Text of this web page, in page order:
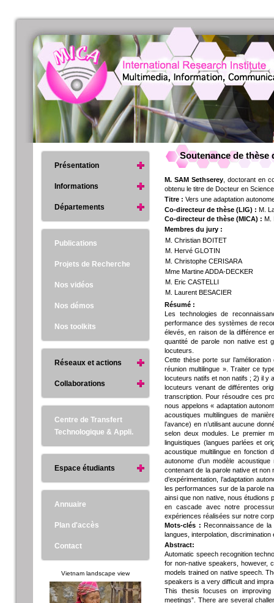
Soutenance de thèse
M. SAM Sethserey , doctorant en
obtenu le titre de Docteur en
Titre :Vers une adaptation
Co-directeur de thèse (LIG) : M.
Co-directeur de thèse (MICA) : M.
Membres du jury :
M. Christian BOITET
M. Hervé GLOTIN
M. Christophe CERISARA
Mme Martine ADDA-DECKER
M. Eric CASTELLI
M. Laurent BESACIER
Résumé :
Les technologies de
performance des systèmes de
élevés, en raison de la différence
quantité de parole non native est
locuteurs.
Cette thèse porte sur
réunion multilingue ». Traiter ce
locuteurs natifs et non natifs ; 2) il y
locuteurs venant de différentes
transcription. Pour résoudre ces
nous appelons « adaptation
acoustiques multilingues de
l’avance) en n’utilisant aucune
selon deux modules. Le premier
linguistiques (langues parlées et
acoustique multilingue en fonction
autonome d’un modèle
contenant de la parole native et non
d’expérimentation, l’adaptation
les performances sur de la parole
ainsi que non native, nous étudions
en cascade avec notre
expériences réalisées sur notre
Mots-clés : Reconnaissance de la
langues, interpolation,
Abstract:
Automatic speech recognition
for non-native speakers, however,
models trained on native speech.
speakers is a very difficult and
This thesis focuses on improving
meetings”. There are several
Présentation
Informations
Départements
Publications
Projets de Recherche
Nos vidéos
Nos démos
Nos toolkits
Réseaux et actions
Collaborations
Centre de Transfert
Technologique & Appli.
Espace étudiants
Annuaire
Plan d'accès
Contact
Vietnam landscape view